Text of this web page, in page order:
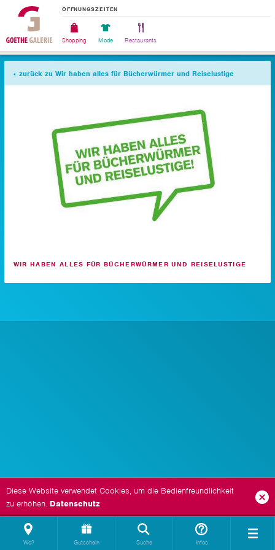
Diese Website verwendet Cookies, um die Bedienfreundlichkeit
zu erhöhen. Datenschutz
ÖFFNUNGSZEITEN
Shopping Mode Restaurants
zurück zu Wir haben alles für Bücherwürmer und Reiselustige
WIR HABEN ALLES FÜR BÜCHERWÜRMER UND REISELUSTIGE
Wo? Gutschein Suche Infos